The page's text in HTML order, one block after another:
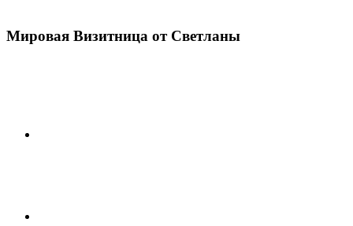
Мировая Визитница от Светланы